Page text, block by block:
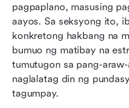
pagpaplano, masusing
aayos. Sa seksyong ito,
konkretong hakbang na
bumuo ng matibay na
tumutugon sa pang-
naglalatag din ng
tagumpay.